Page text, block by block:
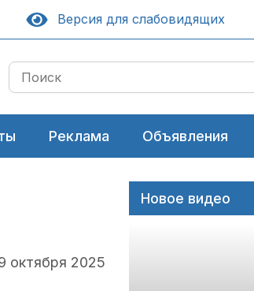
Версия для слабовидящих
Реклама Объявления
октября 2025
Новое видео